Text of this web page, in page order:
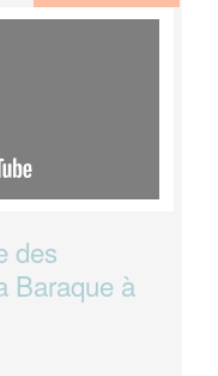
des
Baraque à